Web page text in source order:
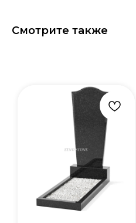
Смотрите также